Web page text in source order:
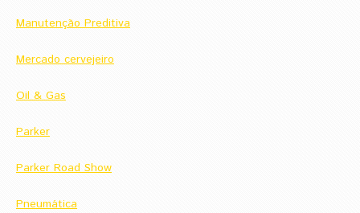
Manutenção Preditiva
Mercado cervejeiro
Oil & Gas
Parker
Parker Road Show
Pneumática